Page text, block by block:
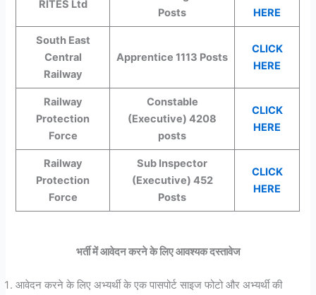
RITES Ltd
Posts
HERE
South East
Central
Railway
Apprentice 1113 Posts
CLICK
HERE
Railway
Protection
Force
Constable
(Executive) 4208
posts
CLICK
HERE
Railway
Protection
Force
Sub Inspector
(Executive) 452
Posts
CLICK
HERE
भर्ती में आवेदन करने के लिए आवश्यक दस्तावेज
आवेदन करने के लिए अभ्यर्थी के एक पासपोर्ट साइज फोटो और अभ्यर्थी की